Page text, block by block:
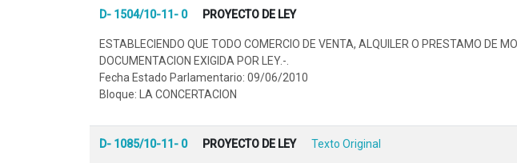
D- 1504/10-11- 0 PROYECTO DE LEY
ESTABLECIENDO QUE TODO COMERCIO DE VENTA, ALQUILER O PRESTAMO DE
DOCUMENTACION EXIGIDA POR LEY.-.
Fecha Estado Parlamentario: 09/06/2010
Bloque: LA CONCERTACION
D- 1085/10-11- 0 PROYECTO DE LEY Texto Original